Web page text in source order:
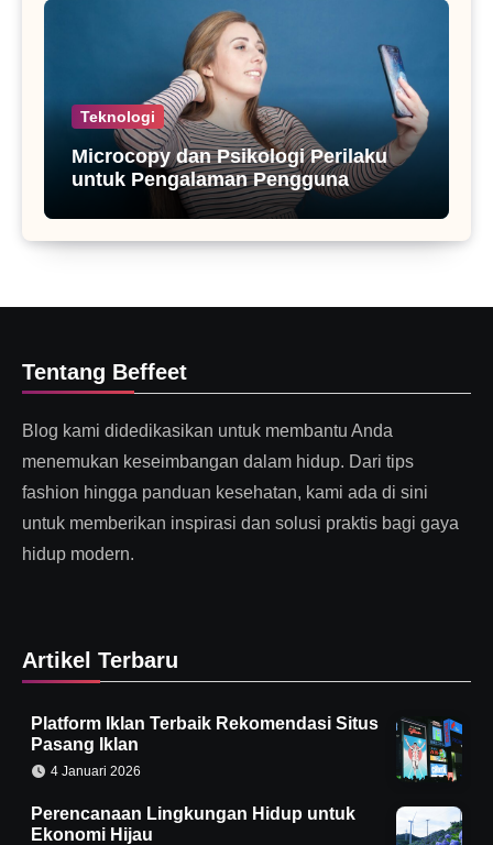
Teknologi
Microcopy dan Psikologi Perilaku
untuk Pengalaman Pengguna
Tentang Beffeet
Blog kami didedikasikan untuk membantu Anda
menemukan keseimbangan dalam hidup. Dari tips
fashion hingga panduan kesehatan, kami ada di sini
untuk memberikan inspirasi dan solusi praktis bagi gaya
hidup modern.
Artikel Terbaru
Platform Iklan Terbaik Rekomendasi Situs
Pasang Iklan
4 Januari 2026
Perencanaan Lingkungan Hidup untuk
Ekonomi Hijau